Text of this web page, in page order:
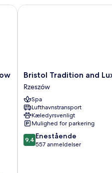
Center
Bristol
Tradition
and
Luxury
Rzeszów
Bristol Tradition and
Rzeszów
Spa
Lufthavnstransport
Kæledyrsvenligt
Mulighed for parkering
9.4
ud
9,4 Enestående
557 anmeldelser
Bristol Tradition and Luxury